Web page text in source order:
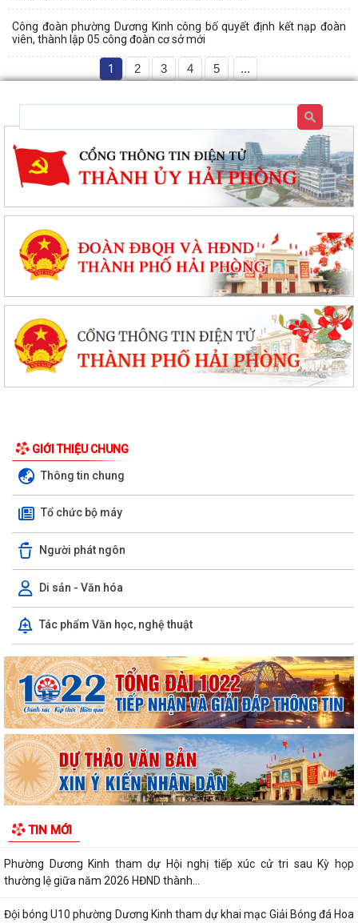
Công đoàn phường Dương Kinh công bố quyết định kết nạp đoàn
viên, thành lập 05 công đoàn cơ sở mới
1 2 3 4 5 ...
GIỚI THIỆU CHUNG
Thông tin chung
Tổ chức bộ máy
Người phát ngôn
Di sản - Văn hóa
Tác phẩm Văn học, nghệ thuật
TIN MỚI
thức phục vụ kiểm định chất lượng...
PHƯỜNG DƯƠNG KINH TRIỂN KHAI CHIẾN DỊCH 100 NGÀY THỰC HIỆN
CÁC NHIỆM VỤ VỀ CHUYỂN ĐỔI SỐ TRONG CÔNG...
PHƯỜNG DƯƠNG KINH TỔ CHỨC LỚP BỒI DƯỠNG NGHIỆP VỤ CÔNG
TÁC ĐẢNG CHO CẤP UỶ CƠ SỞ NĂM 2026
Phường Dương Kinh tổ chức họp triển khai Kế hoạch thu hồi đất thực
hiện Dự án khu tái định cư 2,7...
TỤC HÀNH CHÍNH THỨ 5 HẰNG TUẦN”
Phường Dương Kinh tham dự Hội nghị tiếp xúc cử tri sau Kỳ họp
thường lệ giữa năm 2026 HĐND thành...
Đội bóng U10 phường Dương Kinh tham dự khai mạc Giải Bóng đá Hoa